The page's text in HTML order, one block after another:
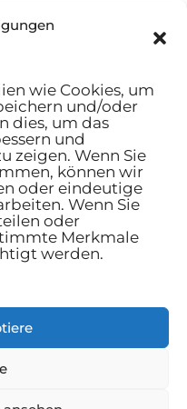
wie Cookies, um
und/oder
dies, um das
und
zeigen. Wenn Sie
können wir
oder eindeutige
Wenn Sie
oder
Merkmale
werden.